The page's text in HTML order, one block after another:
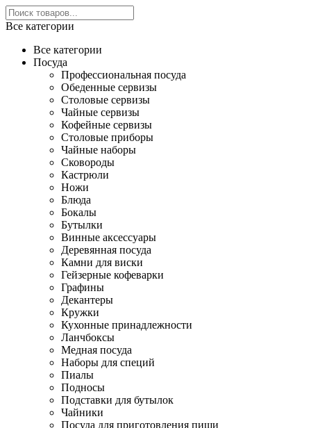
Все категории
Все категории
Посуда
Профессиональная посуда
Обеденные сервизы
Столовые сервизы
Чайные сервизы
Кофейные сервизы
Столовые приборы
Чайные наборы
Сковороды
Кастрюли
Ножи
Блюда
Бокалы
Бутылки
Винные аксессуары
Деревянная посуда
Камни для виски
Гейзерные кофеварки
Графины
Декантеры
Кружки
Кухонные принадлежности
Ланчбоксы
Медная посуда
Наборы для специй
Пиалы
Подносы
Подставки для бутылок
Чайники
Посуда для приготовления пищи